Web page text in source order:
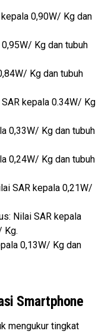
0,90W/ Kg dan
Kg dan tubuh
Kg dan tubuh
kepala 0.34W/ Kg
0,33W/ Kg dan tubuh
0,24W/ Kg dan tubuh
SAR kepala 0,21W/
Nilai SAR kepala
Kg.
0,13W/ Kg dan
Smartphone
mengukur tingkat